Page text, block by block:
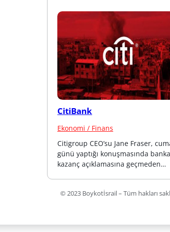
CitiBank
Ekonomi / Finans
Citigroup CEO’su Jane Fraser,
günü yaptığı konuşmasında
kazanç açıklamasına geçmeden…
© 2023 Boykotİsrail – Tüm hakları